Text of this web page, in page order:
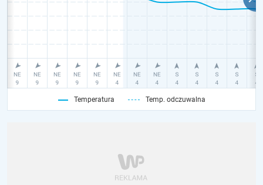
Temperatura Temp. odczuwalna